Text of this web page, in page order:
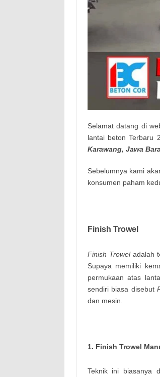
Selamat datang di
lantai beton Terbaru
Karawang, Jawa
Sebelumnya kami
konsumen paham
Finish Trowel
Finish Troweladalah
Supaya memiliki
permukaan atas
sendiri biasa disebut
dan mesin.
1. Finish Trowel
Teknik ini biasanya